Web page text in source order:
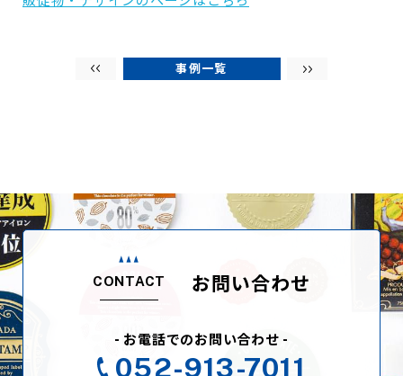
事例一覧
CONTACT お問い合わせ
- お電話でのお問い合わせ -
052-913-7011